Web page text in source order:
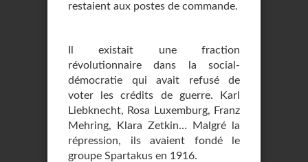
restaient aux postes de commande.
Il existait une fraction
révolutionnaire dans la social-
démocratie qui avait refusé de
voter les crédits de guerre. Karl
Liebknecht, Rosa Luxemburg, Franz
Mehring, Klara Zetkin… Malgré la
répression, ils avaient fondé le
groupe Spartakus en 1916.